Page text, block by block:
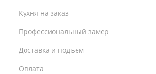
Кухня на заказ
Профессиональный замер
Доставка и подъем
Оплата